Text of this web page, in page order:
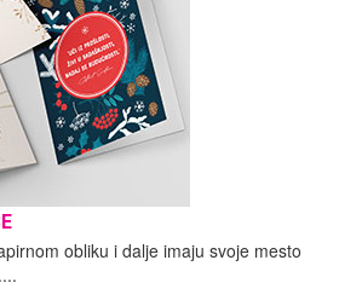
obliku i dalje imaju svoje mesto